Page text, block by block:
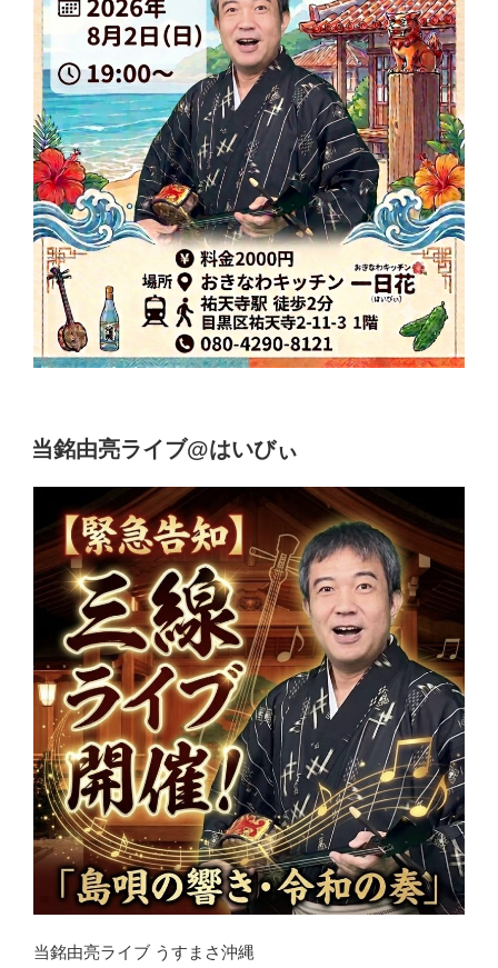
当銘由亮ライブ@はいびぃ
当銘由亮ライブ うすまさ沖縄